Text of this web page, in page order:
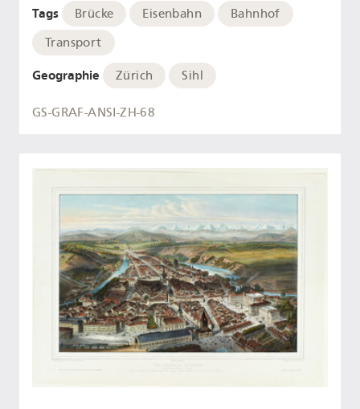
Tags Brücke Eisenbahn
Bahnhof
Transport
Geographie Zürich Sihl
GS-GRAF-ANSI-ZH-68